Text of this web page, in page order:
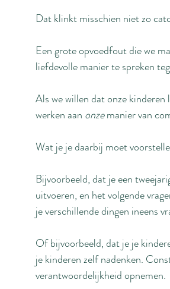
Dat klinkt misschien niet zo
Een grote opvoedfout die we
liefdevolle manier te spreken
Als we willen dat onze
werken aan onze manier van
Wat je je daarbij moet
Bijvoorbeeld, dat je een
uitvoeren, en het volgende
je verschillende dingen ineens
Of bijvoorbeeld, dat je je
je kinderen zelf nadenken.
verantwoordelijkheid opnemen.